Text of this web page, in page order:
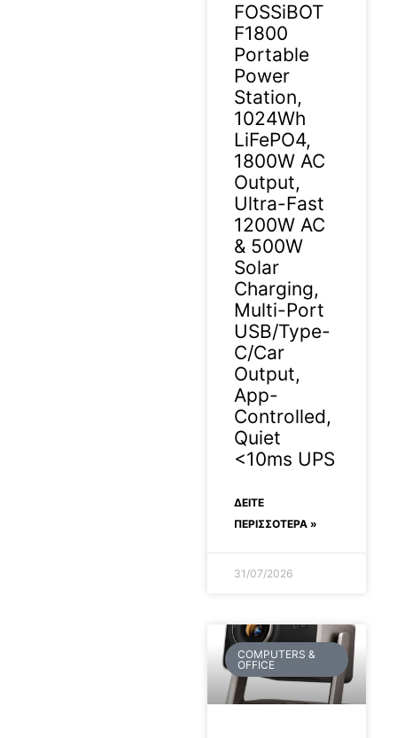
FOSSiBOT
F1800
Portable
Power
Station,
1024Wh
LiFePO4,
1800W AC
Output,
Ultra-Fast
1200W AC
& 500W
Solar
Charging,
Multi-Port
USB/Type-
C/Car
Output,
App-
Controlled,
Quiet
<10ms UPS
ΔΕΊΤΕ
ΠΕΡΙΣΣΟΤΕΡΑ »
31/07/2026
COMPUTERS &
OFFICE